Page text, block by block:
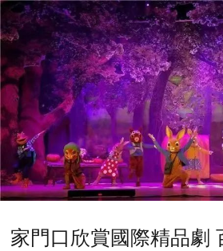
家門口欣賞國際精品劇